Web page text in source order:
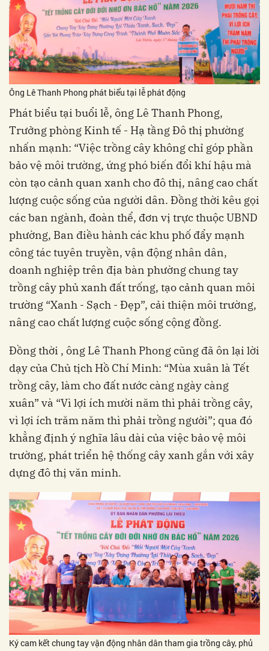
Ông Lê Thanh Phong phát biểu tại lễ phát động
Phát biểu tại buổi lễ, ông Lê Thanh Phong,
Trưởng phòng Kinh tế - Hạ tầng Đô thị phường
nhấn mạnh: “Việc trồng cây không chỉ góp phần
bảo vệ môi trường, ứng phó biến đổi khí hậu mà
còn tạo cảnh quan xanh cho đô thị, nâng cao chất
lượng cuộc sống của người dân. Đồng thời kêu gọi
các ban ngành, đoàn thể, đơn vị trực thuộc UBND
phường, Ban điều hành các khu phố đẩy mạnh
công tác tuyên truyền, vận động nhân dân,
doanh nghiệp trên địa bàn phường chung tay
trồng cây phủ xanh đất trống, tạo cảnh quan môi
trường “Xanh - Sạch - Đẹp”, cải thiện môi trường,
nâng cao chất lượng cuộc sống cộng đồng.
Đồng thời , ông Lê Thanh Phong cũng đã ôn lại lời
dạy của Chủ tịch Hồ Chí Minh: “Mùa xuân là Tết
trồng cây, làm cho đất nước càng ngày càng
xuân” và “Vì lợi ích mười năm thì phải trồng cây,
vì lợi ích trăm năm thì phải trồng người”; qua đó
khẳng định ý nghĩa lâu dài của việc bảo vệ môi
trường, phát triển hệ thống cây xanh gắn với xây
dựng đô thị văn minh.
Ký cam kết chung tay vận động nhân dân tham gia trồng cây, phủ